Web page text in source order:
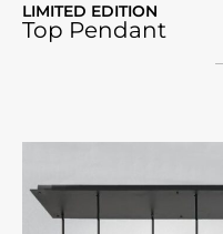
LIMITED EDITION
Top Pendant